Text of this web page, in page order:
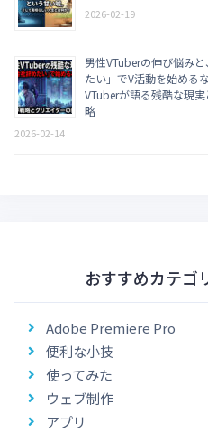
2026-02-19
男性VTuberの伸び悩み
たい」でV活動を始める
VTuberが語る残酷な現
略
2026-02-14
おすすめカテゴ
Adobe Premiere Pro
便利な小技
使ってみた
ウェブ制作
アプリ